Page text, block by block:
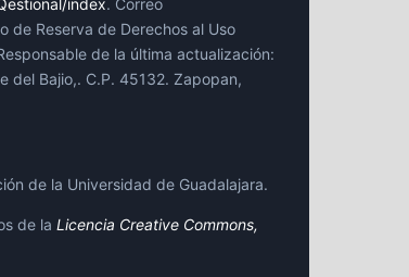
index. Correo
de Reserva de Derechos al Uso
de la última actualización:
del Bajio,. C.P. 45132. Zapopan,
de la Universidad de Guadalajara.
de la Licencia Creative Commons,